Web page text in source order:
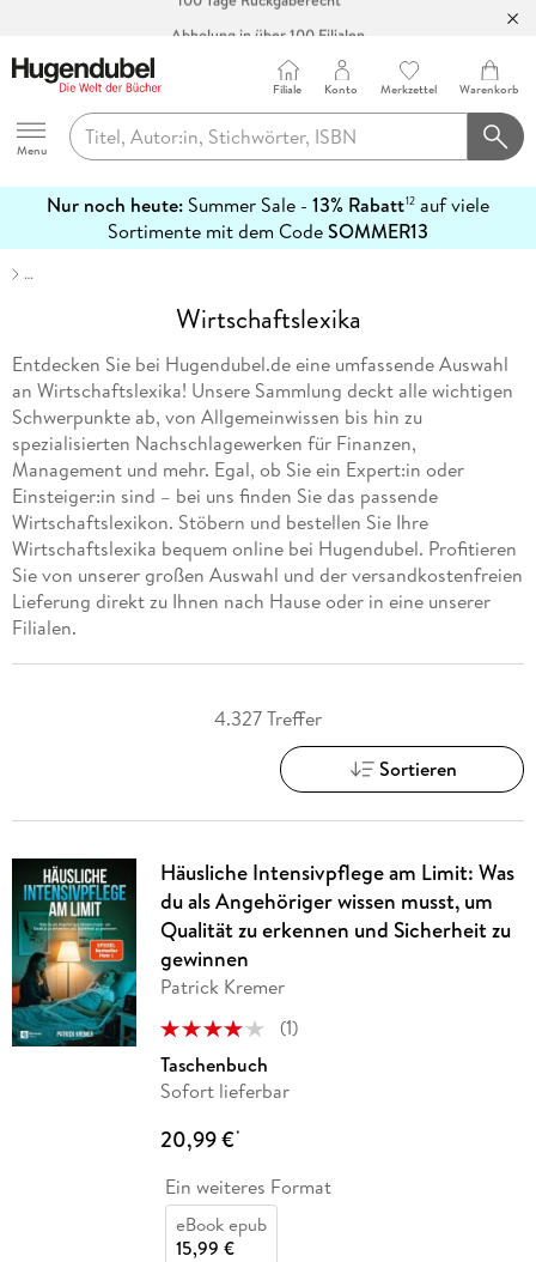
Abholung in über 100 Filialen
Hugendubel
Menu
Filiale Konto Merkzettel Warenkorb
Nur noch heute: Summer Sale - 13% Rabatt12 auf viele
Sortimente mit dem CodeSOMMER13
erfahren
…
Wirtschaftslexika
Entdecken Sie bei Hugendubel.de eine umfassende Auswahl
an Wirtschaftslexika! Unsere Sammlung deckt alle wichtigen
Schwerpunkte ab, von Allgemeinwissen bis hin zu
spezialisierten Nachschlagewerken für Finanzen,
Management und mehr. Egal, ob Sie ein Expert:in oder
Einsteiger:in sind – bei uns finden Sie das passende
Wirtschaftslexikon. Stöbern und bestellen Sie Ihre
Wirtschaftslexika bequem online bei Hugendubel. Profitieren
Sie von unserer großen Auswahl und der versandkostenfreien
Lieferung direkt zu Ihnen nach Hause oder in eine unserer
Filialen.
4.327 Treffer
Sortieren
Häusliche Intensivpflege am Limit: Was
du als Angehöriger wissen musst, um
Qualität zu erkennen und Sicherheit zu
gewinnen
Patrick Kremer
(1)
Taschenbuch
Sofort lieferbar
20,99 €*
Ein weiteres Format
eBook epub
15,99 €